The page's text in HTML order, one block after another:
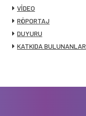
VİDEO
RÖPORTAJ
DUYURU
KATKIDA BULUNANLAR